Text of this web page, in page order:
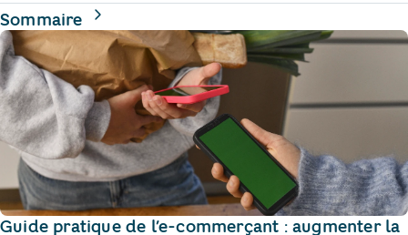
Sommaire de la page
Guide pratique de l’e-commerçant : augmenter la